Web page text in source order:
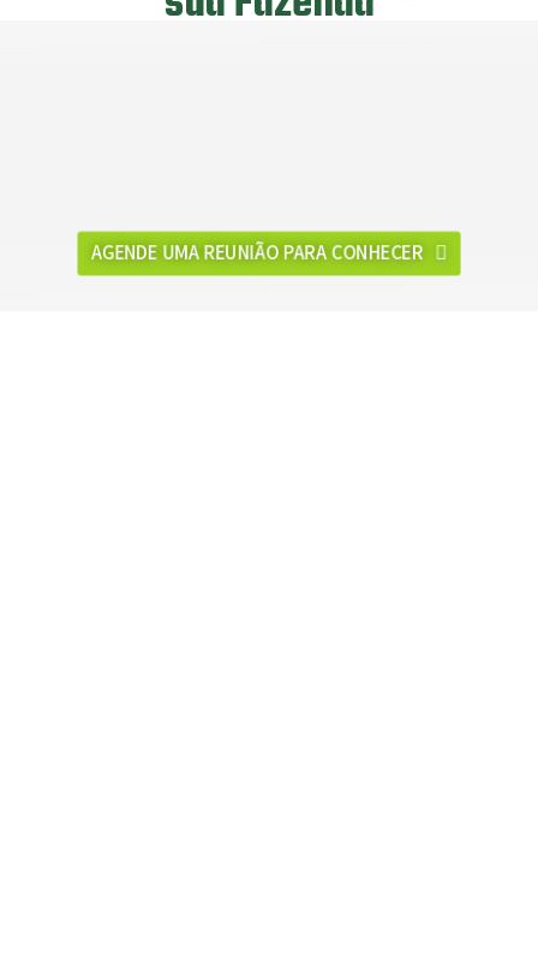
AGENDE UMA REUNIÃO PARA CONHECER